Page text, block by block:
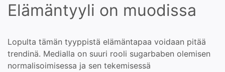
Elämäntyyli on muodissa
Lopulta tämän tyyppistä elämäntapaa voidaan pitää
trendinä. Medialla on suuri rooli sugarbaben olemisen
normalisoimisessa ja sen tekemisessä